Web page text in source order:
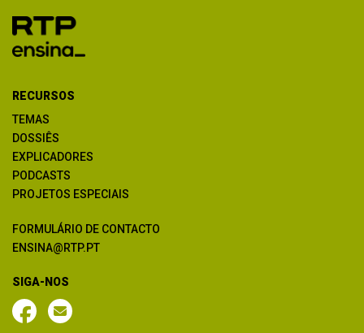
RECURSOS
TEMAS
DOSSIÊS
EXPLICADORES
PODCASTS
PROJETOS ESPECIAIS
FORMULÁRIO DE CONTACTO
ENSINA@RTP.PT
SIGA-NOS